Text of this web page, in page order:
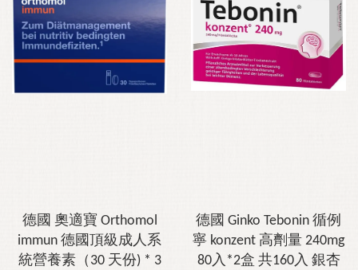
德國 奧適寶 Orthomol
immun 德國頂級成人系
統營養素（30 天份) * 3
德國 Ginko Tebonin 循例
寧 konzent 高劑量 240mg
80入*2盒 共160入 銀杏